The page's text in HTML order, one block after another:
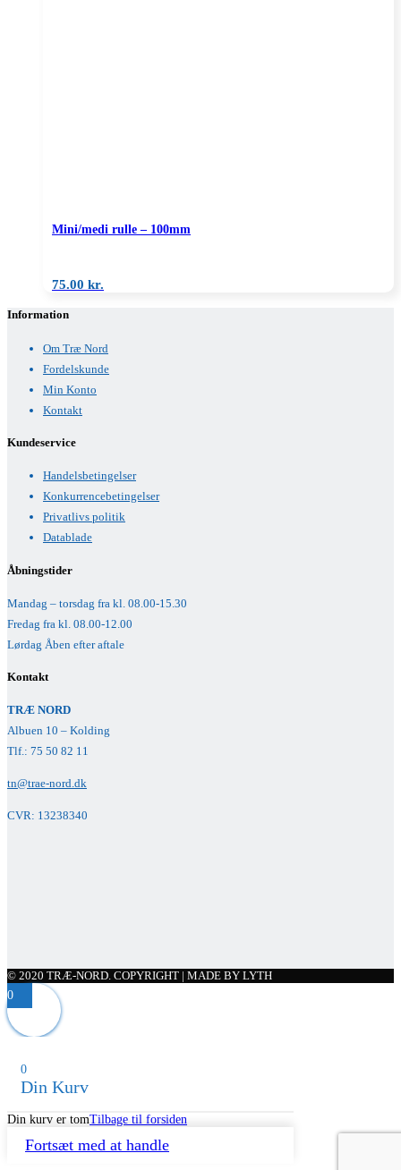
Mini/medi rulle – 100mm
75.00 kr.
Information
Om Træ Nord
Fordelskunde
Min Konto
Kontakt
Kundeservice
Handelsbetingelser
Konkurrencebetingelser
Privatlivs politik
Datablade
Åbningstider
Mandag – torsdag fra kl. 08.00-15.30
Fredag fra kl. 08.00-12.00
Lørdag Åben efter aftale
Kontakt
TRÆ NORD
Albuen 10 – Kolding
Tlf.: 75 50 82 11
tn@trae-nord.dk
CVR: 13238340
© 2020 TRÆ-NORD. COPYRIGHT | MADE BY LYTH
0
0
Din Kurv
Din kurv er tomTilbage til forsiden
Fortsæt med at handle